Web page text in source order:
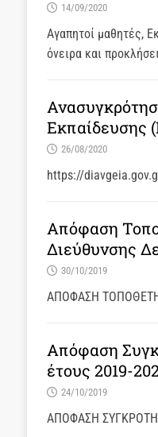
14/09/2020
Αγαπητοί μαθητές,
όνειρα και
26/08/2020
https://diavgeia.gov.gr/
Απόφαση
Διεύθυνσης
30/10/2019
ΑΠΟΦΑΣΗ
Απόφαση
έτους 2019-
24/10/2019
ΑΠΟΦΑΣΗ